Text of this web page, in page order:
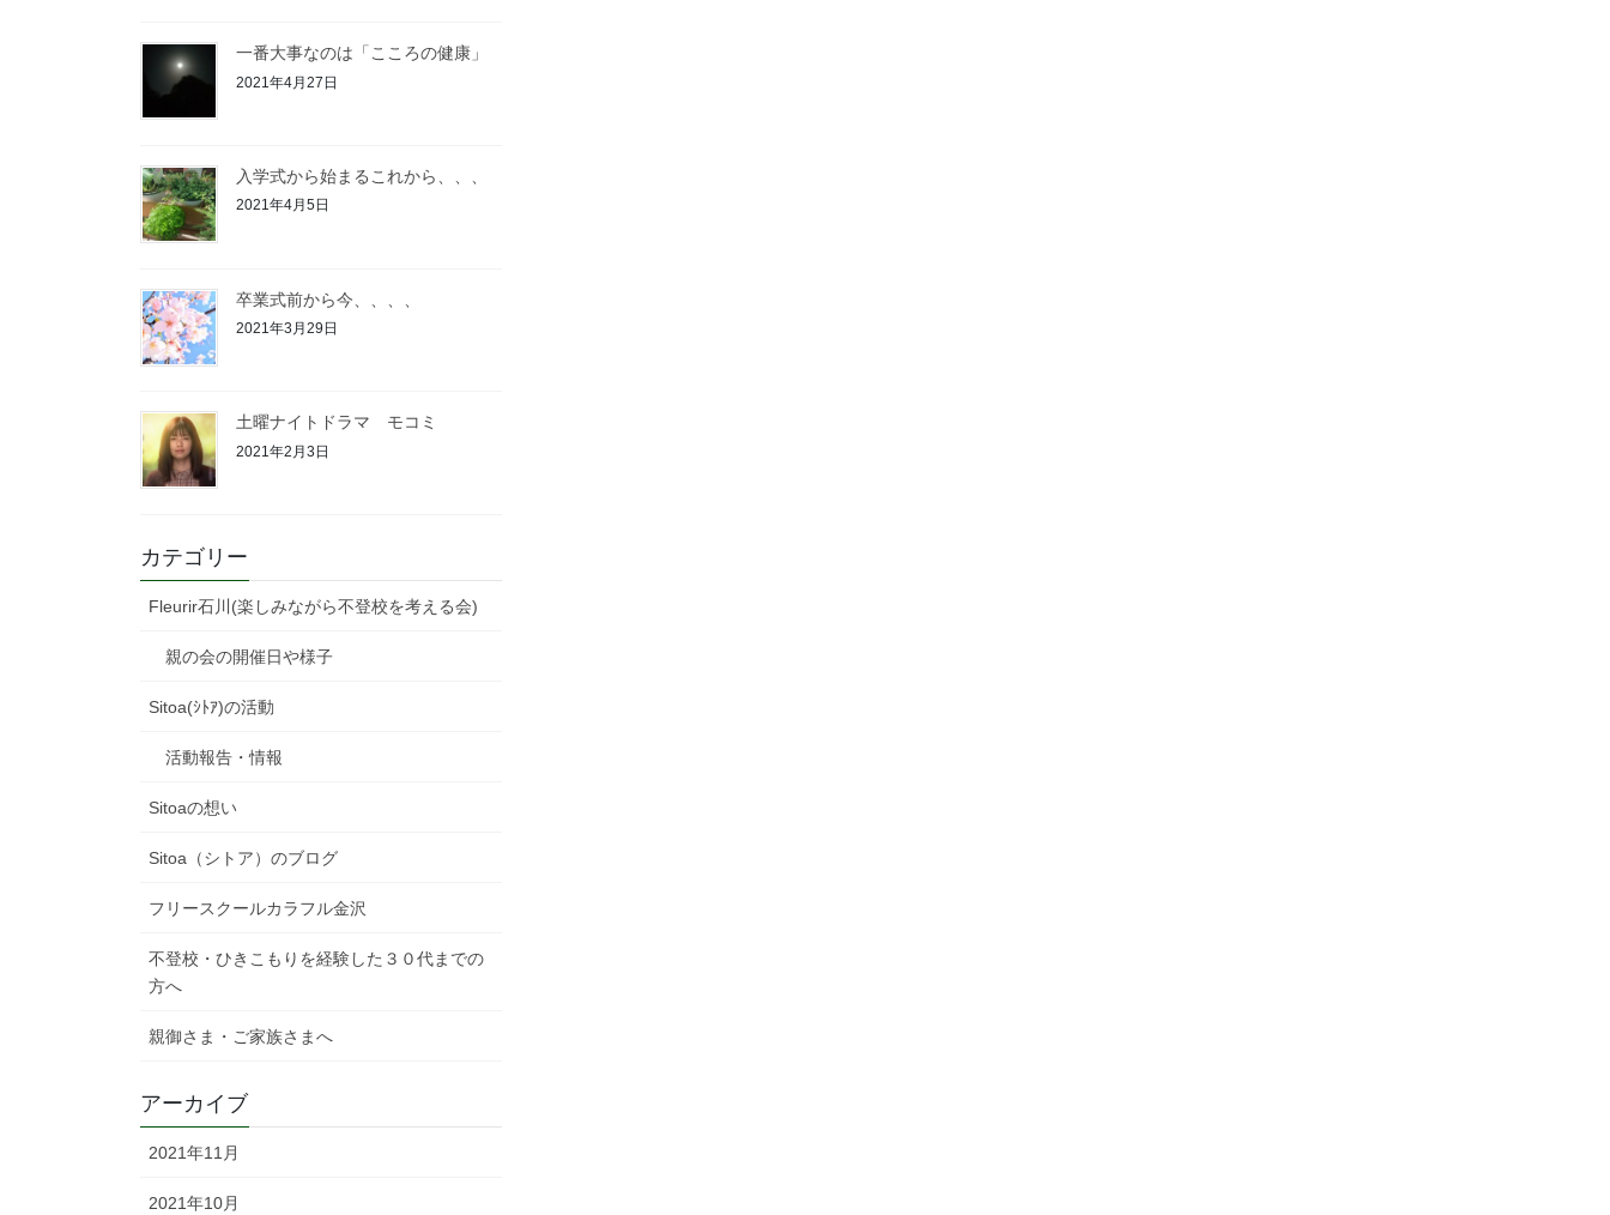
一番大事なのは「こころの健康」
2021年4月27日
入学式から始まるこれから、、、
2021年4月5日
卒業式前から今、、、、
2021年3月29日
土曜ナイトドラマ モコミ
2021年2月3日
カテゴリー
Fleurir石川(楽しみながら不登校を考える会)
親の会の開催日や様子
Sitoa(ｼﾄｱ)の活動
活動報告・情報
Sitoaの想い
Sitoa（シトア）のブログ
フリースクールカラフル金沢
不登校・ひきこもりを経験した３０代までの
方へ
親御さま・ご家族さまへ
アーカイブ
2021年11月
2021年10月